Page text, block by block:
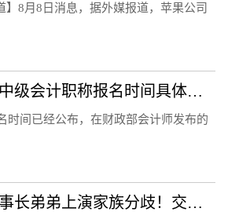
】8月8日消息，据外媒报道，苹果公司
高顿教育：2023中级会计职称报名时间具体安排
时间已经公布，在财政部会计师发布的
实控人姐姐、董事长弟弟上演家族分歧！交易所连夜发函、股价开盘跌12％